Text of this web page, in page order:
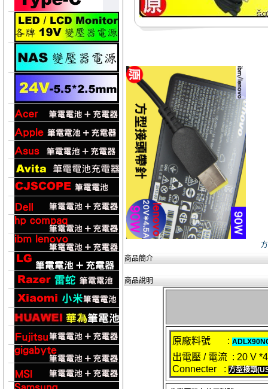
商品簡介
商品說明
原廠料號 :
出電壓 / 電流 : 20 V
Connecter : 方型接頭